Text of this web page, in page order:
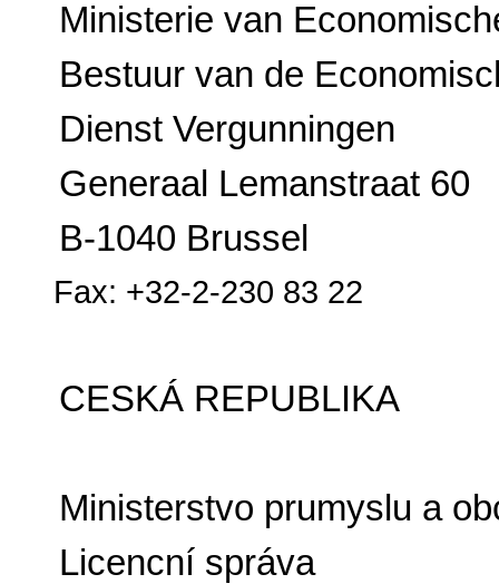
Ministerie van
Bestuur van de
Dienst Vergunningen
Generaal Lemanstraat 60
B-1040 Brussel
Fax: +32-2-230 83 22
CESKÁ REPUBLIKA
Ministerstvo prumyslu a
Licencní správa